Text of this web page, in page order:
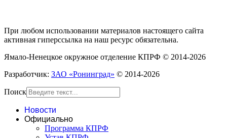
При любом использовании материалов настоящего сайта
активная гиперссылка на наш ресурс обязательна.
Ямало-Ненецкое окружное отделение КПРФ © 2014-2026
Разработчик: ЗАО «Ронинград» © 2014-2026
Поиск
Новости
Официально
Программа КПРФ